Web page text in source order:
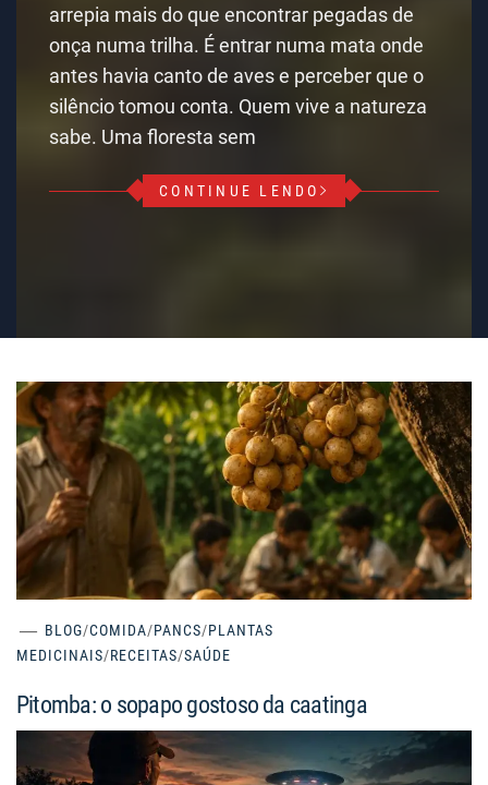
arrepia mais do que encontrar pegadas de
onça numa trilha. É entrar numa mata onde
antes havia canto de aves e perceber que o
silêncio tomou conta. Quem vive a natureza
sabe. Uma floresta sem
CONTINUE LENDO
BLOG/COMIDA/PANCS/PLANTAS
MEDICINAIS/RECEITAS/SAÚDE
Pitomba: o sopapo gostoso da caatinga